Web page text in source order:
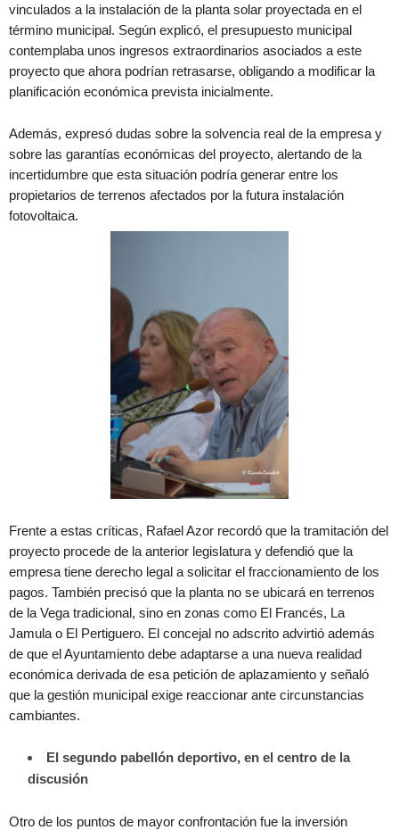
vinculados a la instalación de la planta solar proyectada en el
término municipal. Según explicó, el presupuesto municipal
contemplaba unos ingresos extraordinarios asociados a este
proyecto que ahora podrían retrasarse, obligando a modificar la
planificación económica prevista inicialmente.
Además, expresó dudas sobre la solvencia real de la empresa y
sobre las garantías económicas del proyecto, alertando de la
incertidumbre que esta situación podría generar entre los
propietarios de terrenos afectados por la futura instalación
fotovoltaica.
Frente a estas críticas, Rafael Azor recordó que la tramitación del
proyecto procede de la anterior legislatura y defendió que la
empresa tiene derecho legal a solicitar el fraccionamiento de los
pagos. También precisó que la planta no se ubicará en terrenos
de la Vega tradicional, sino en zonas como El Francés, La
Jamula o El Pertiguero. El concejal no adscrito advirtió además
de que el Ayuntamiento debe adaptarse a una nueva realidad
económica derivada de esa petición de aplazamiento y señaló
que la gestión municipal exige reaccionar ante circunstancias
cambiantes.
El segundo pabellón deportivo, en el centro de la
discusión
Otro de los puntos de mayor confrontación fue la inversión